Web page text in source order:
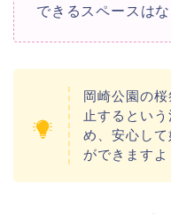
できるスペースはな
岡崎公園の
止するとい
め、安心し
ができますよ